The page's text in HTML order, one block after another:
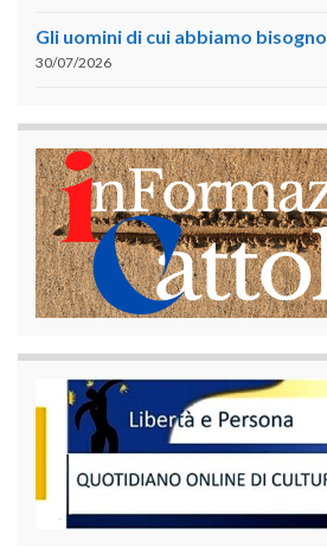
Gli uomini di cui abbiamo bisogno
30/07/2026